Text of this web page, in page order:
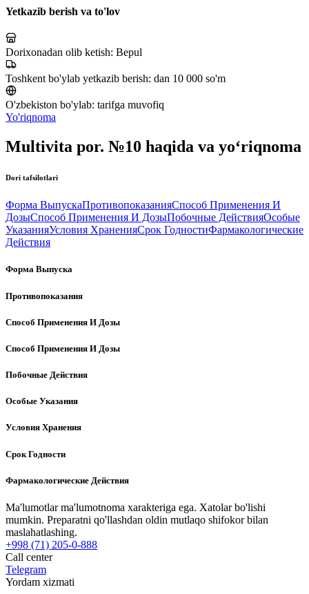
Yetkazib berish va to'lov
Dorixonadan olib ketish: Bepul
Toshkent bo'ylab yetkazib berish: dan 10 000 so'm
O'zbekiston bo'ylab: tarifga muvofiq
Yo'riqnoma
Multivita por. №10 haqida va yo‘riqnoma
Dori tafsilotlari
Форма ВыпускаПротивопоказанияСпособ Применения И
ДозыСпособ Применения И ДозыПобочные ДействияОсобые
УказанияУсловия ХраненияСрок ГодностиФармакологические
Действия
Форма Выпуска
Противопоказания
Способ Применения И Дозы
Способ Применения И Дозы
Побочные Действия
Особые Указания
Условия Хранения
Срок Годности
Фармакологические Действия
Ma'lumotlar ma'lumotnoma xarakteriga ega. Xatolar bo'lishi
mumkin. Preparatni qo'llashdan oldin mutlaqo shifokor bilan
maslahatlashing.
+998 (71) 205-0-888
Call center
Telegram
Yordam xizmati